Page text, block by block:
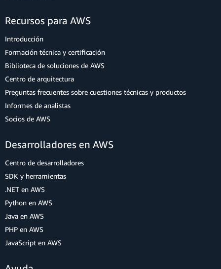
Recursos para AWS
Introducción
Formación técnica y certificación
Biblioteca de soluciones de AWS
Centro de arquitectura
Preguntas frecuentes sobre cuestiones técnicas y productos
Informes de analistas
Socios de AWS
Desarrolladores en AWS
Centro de desarrolladores
SDK y herramientas
.NET en AWS
Python en AWS
Java en AWS
PHP en AWS
JavaScript en AWS